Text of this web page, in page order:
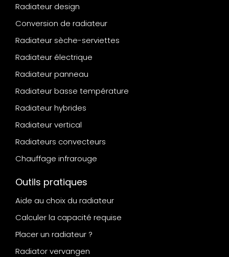
Radiateur design
Conversion de radiateur
Radiateur sèche-serviettes
Radiateur électrique
Radiateur panneau
Radiateur basse température
Radiateur hybrides
Radiateur vertical
Radiateurs convecteurs
Chauffage infrarouge
Outils pratiques
Aide au choix du radiateur
Calculer la capacité requise
Placer un radiateur ?
Radiator vervangen